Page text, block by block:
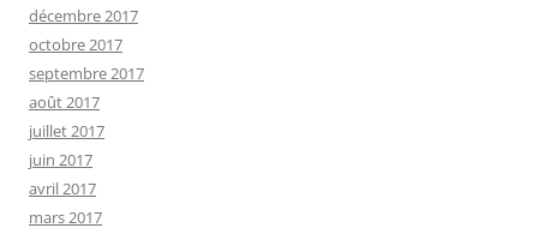
décembre 2017
octobre 2017
septembre 2017
août 2017
juillet 2017
juin 2017
avril 2017
mars 2017